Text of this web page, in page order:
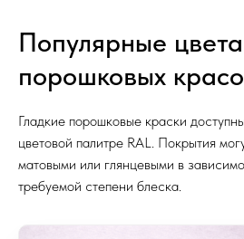
Популярные цвета
порошковых
Гладкие порошковые краски
цветовой палитре RAL. Покрытия
матовыми или глянцевыми в
требуемой степени блеска.